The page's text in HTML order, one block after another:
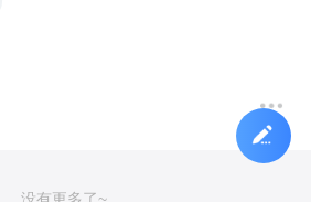
十六郡，后来随着疆土的拓展
的数量有所增加。在这一时
系。 琅琊郡作为秦朝的重要
于琅琊县（今山东省青岛市琅
秦帝国最大的港口，见证了当